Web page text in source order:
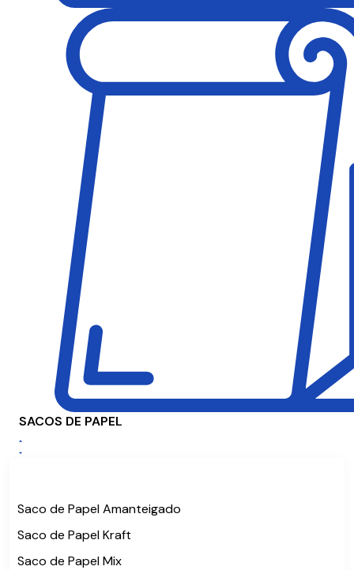
SACOS DE PAPEL
Saco de Papel Amanteigado
Saco de Papel Kraft
Saco de Papel Mix